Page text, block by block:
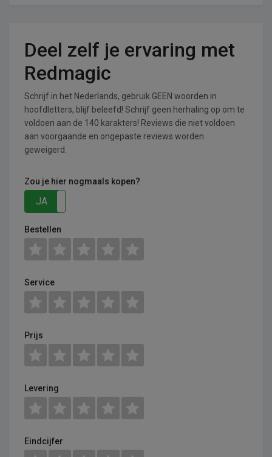
Deel zelf je ervaring met
Redmagic
Schrijf in het Nederlands, gebruik GEEN woorden in
hoofdletters, blijf beleefd! Schrijf geen herhaling op om te
voldoen aan de 140 karakters! Reviews die niet voldoen
aan voorgaande en ongepaste reviews worden
geweigerd.
Zou je hier nogmaals kopen?
JA
Bestellen
Service
Prijs
Levering
Eindcijfer